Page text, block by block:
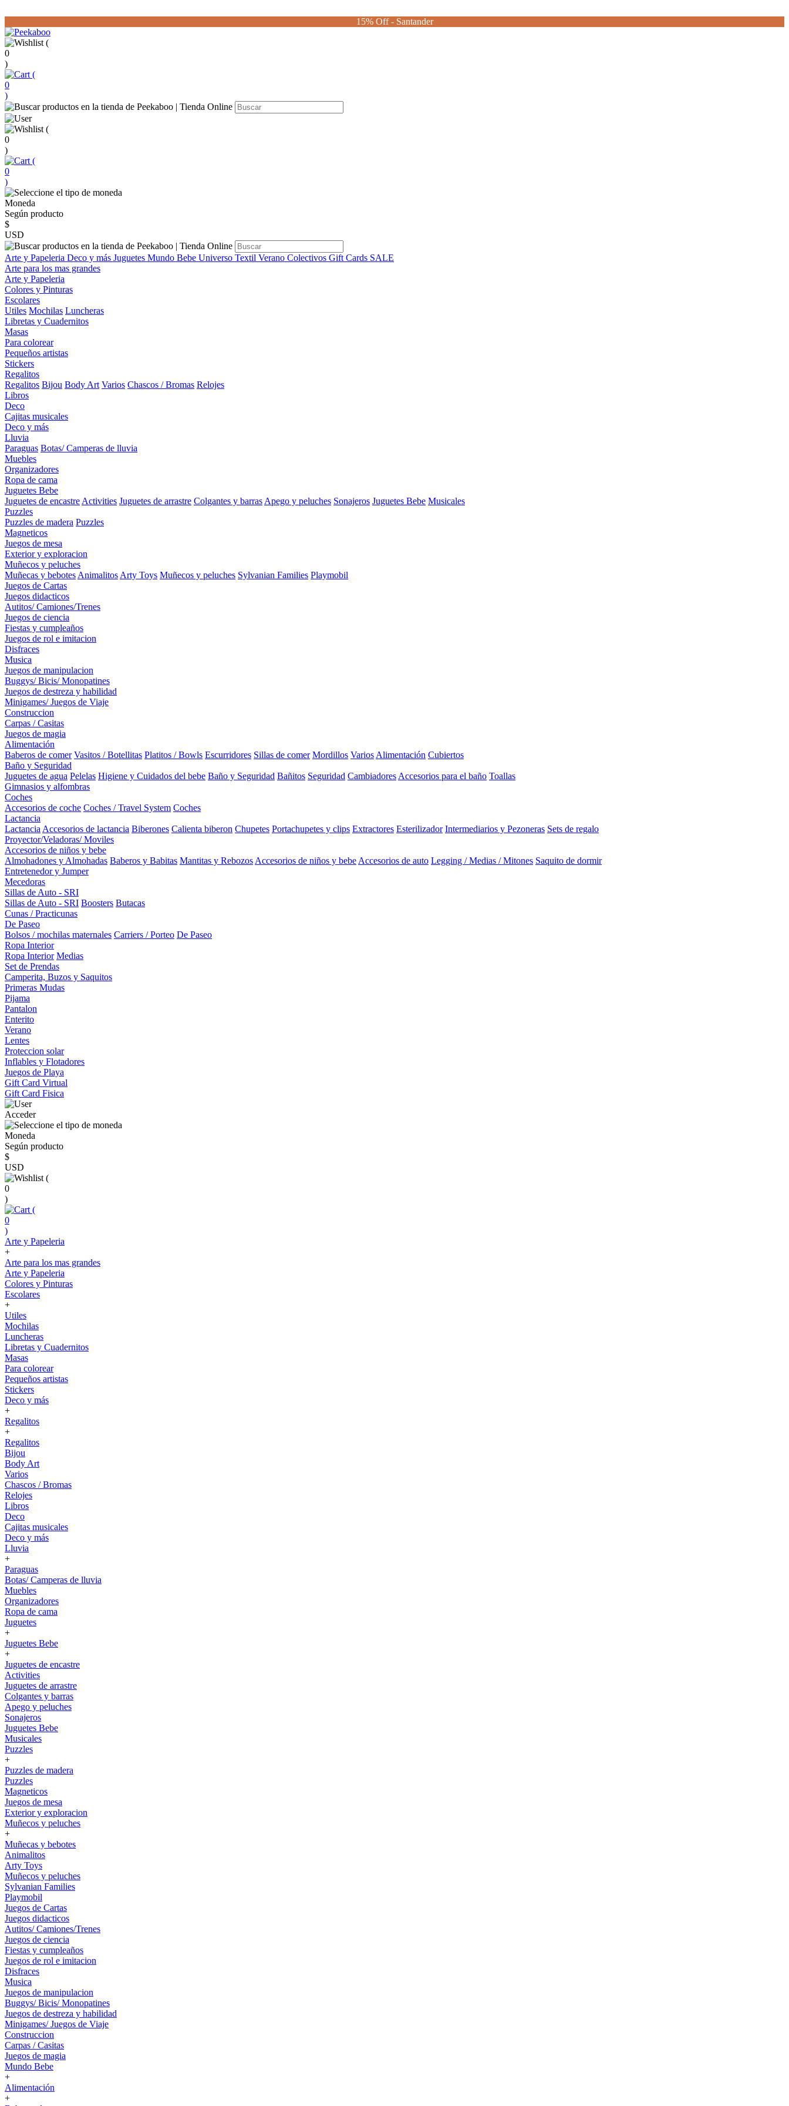
15% Off - Santander
(
0
)
(
0
)
(
0
)
(
0
)
Moneda
Según producto
$
USD
Arte y Papeleria Deco y más Juguetes Mundo Bebe Universo Textil Verano Colectivos Gift Cards SALE
Arte para los mas grandes
Arte y Papeleria
Colores y Pinturas
Escolares
Utiles Mochilas Luncheras
Libretas y Cuadernitos
Masas
Para colorear
Pequeños artistas
Stickers
Regalitos
Regalitos Bijou Body Art Varios Chascos / Bromas Relojes
Libros
Deco
Cajitas musicales
Deco y más
Lluvia
Paraguas Botas/ Camperas de lluvia
Muebles
Organizadores
Ropa de cama
Juguetes Bebe
Juguetes de encastre Activities Juguetes de arrastre Colgantes y barras Apego y peluches Sonajeros Juguetes Bebe Musicales
Puzzles
Puzzles de madera Puzzles
Magneticos
Juegos de mesa
Exterior y exploracion
Muñecos y peluches
Muñecas y bebotes Animalitos Arty Toys Muñecos y peluches Sylvanian Families Playmobil
Juegos de Cartas
Juegos didacticos
Autitos/ Camiones/Trenes
Juegos de ciencia
Fiestas y cumpleaños
Juegos de rol e imitacion
Disfraces
Musica
Juegos de manipulacion
Buggys/ Bicis/ Monopatines
Juegos de destreza y habilidad
Minigames/ Juegos de Viaje
Construccion
Carpas / Casitas
Juegos de magia
Alimentación
Baberos de comer Vasitos / Botellitas Platitos / Bowls Escurridores Sillas de comer Mordillos Varios Alimentación Cubiertos
Baño y Seguridad
Juguetes de agua Pelelas Higiene y Cuidados del bebe Baño y Seguridad Bañitos Seguridad Cambiadores Accesorios para el baño Toallas
Gimnasios y alfombras
Coches
Accesorios de coche Coches / Travel System Coches
Lactancia
Lactancia Accesorios de lactancia Biberones Calienta biberon Chupetes Portachupetes y clips Extractores Esterilizador Intermediarios y Pezoneras Sets de regalo
Proyector/Veladoras/ Moviles
Accesorios de niños y bebe
Almohadones y Almohadas Baberos y Babitas Mantitas y Rebozos Accesorios de niños y bebe Accesorios de auto Legging / Medias / Mitones Saquito de dormir
Entretenedor y Jumper
Mecedoras
Sillas de Auto - SRI
Sillas de Auto - SRI Boosters Butacas
Cunas / Practicunas
De Paseo
Bolsos / mochilas maternales Carriers / Porteo De Paseo
Ropa Interior
Ropa Interior Medias
Set de Prendas
Camperita, Buzos y Saquitos
Primeras Mudas
Pijama
Pantalon
Enterito
Verano
Lentes
Proteccion solar
Inflables y Flotadores
Juegos de Playa
Gift Card Virtual
Gift Card Fisica
Acceder
Moneda
Según producto
$
USD
(
0
)
(
0
)
Arte y Papeleria
+
Arte para los mas grandes
Arte y Papeleria
Colores y Pinturas
Escolares
+
Utiles
Mochilas
Luncheras
Libretas y Cuadernitos
Masas
Para colorear
Pequeños artistas
Stickers
Deco y más
+
Regalitos
+
Regalitos
Bijou
Body Art
Varios
Chascos / Bromas
Relojes
Libros
Deco
Cajitas musicales
Deco y más
Lluvia
+
Paraguas
Botas/ Camperas de lluvia
Muebles
Organizadores
Ropa de cama
Juguetes
+
Juguetes Bebe
+
Juguetes de encastre
Activities
Juguetes de arrastre
Colgantes y barras
Apego y peluches
Sonajeros
Juguetes Bebe
Musicales
Puzzles
+
Puzzles de madera
Puzzles
Magneticos
Juegos de mesa
Exterior y exploracion
Muñecos y peluches
+
Muñecas y bebotes
Animalitos
Arty Toys
Muñecos y peluches
Sylvanian Families
Playmobil
Juegos de Cartas
Juegos didacticos
Autitos/ Camiones/Trenes
Juegos de ciencia
Fiestas y cumpleaños
Juegos de rol e imitacion
Disfraces
Musica
Juegos de manipulacion
Buggys/ Bicis/ Monopatines
Juegos de destreza y habilidad
Minigames/ Juegos de Viaje
Construccion
Carpas / Casitas
Juegos de magia
Mundo Bebe
+
Alimentación
+